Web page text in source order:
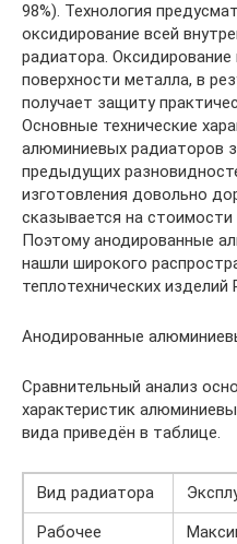
98%). Технология
оксидирование всей
радиатора. Оксидирование
поверхности металла, в
получает защиту
Основные технические
алюминиевых радиаторов
предыдущих
изготовления довольно
сказывается на стоимости
Поэтому анодированные
нашли широкого
теплотехнических изделий
Анодированные
Сравнительный анализ
характеристик
вида приведён в таблице.
Вид радиатора
Рабочее